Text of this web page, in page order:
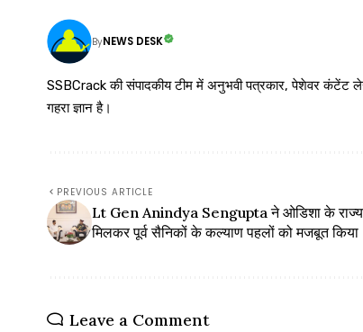
ByNEWS DESK
SSBCrack की संपादकीय टीम में अनुभवी पत्रकार, पेशेवर कंटेंट
गहरा ज्ञान है।
PREVIOUS ARTICLE
Lt Gen Anindya Sengupta ने ओडिशा के
मिलकर पूर्व सैनिकों के कल्याण पहलों को मजबूत किया
Leave a Comment